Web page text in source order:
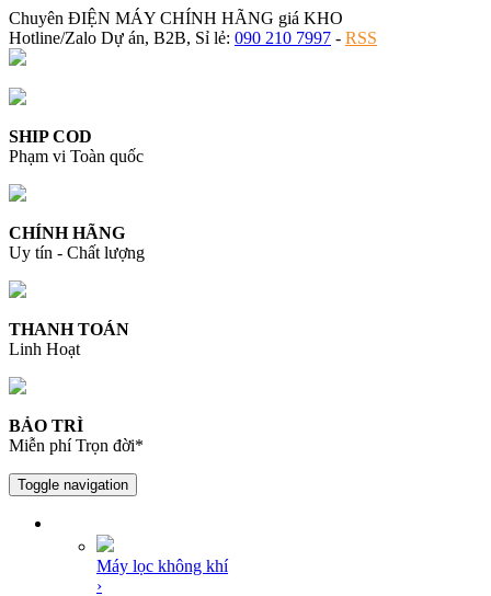
Chuyên ĐIỆN MÁY CHÍNH HÃNG giá KHO
Hotline/Zalo Dự án, B2B, Sỉ lẻ: 090 210 7997 - RSS
SHIP COD
Phạm vi Toàn quốc
CHÍNH HÃNG
Uy tín - Chất lượng
THANH TOÁN
Linh Hoạt
BẢO TRÌ
Miễn phí Trọn đời*
Toggle navigation
Máy lọc không khí
›